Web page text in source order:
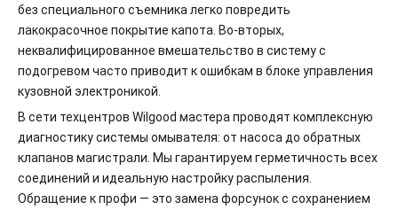
без специального съемника легко повредить
лакокрасочное покрытие капота. Во-вторых,
неквалифицированное вмешательство в систему с
подогревом часто приводит к ошибкам в блоке управления
кузовной электроникой.
В сети техцентров Wilgood мастера проводят комплексную
диагностику системы омывателя: от насоса до обратных
клапанов магистрали. Мы гарантируем герметичность всех
соединений и идеальную настройку распыления.
Обращение к профи — это замена форсунок с сохранением